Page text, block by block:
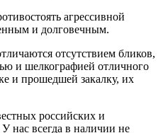
агрессивной
и долговечным.
отсутствием бликов,
и шелкографией отличного
и прошедшей закалку, их
российских и
нас всегда в наличии не